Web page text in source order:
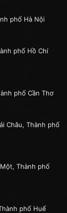
phố Hà Nội
phố Hồ Chí
phố Cần Thơ
Châu, Thành phố
Thành phố
phố Huế